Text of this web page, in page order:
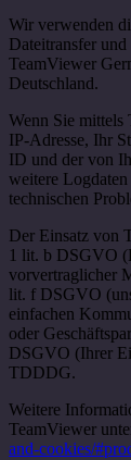
Wir verwenden
Dateitransfer
TeamViewer
Deutschland.
Wenn Sie mittels
IP-Adresse, Ihr
ID und der von
weitere
technischen
Der Einsatz von
1 lit. b DSGVO
vorvertraglicher
lit. f DSGVO
einfachen
oder
DSGVO (Ihrer
TDDDG.
Weitere
TeamViewer
and-cookies/